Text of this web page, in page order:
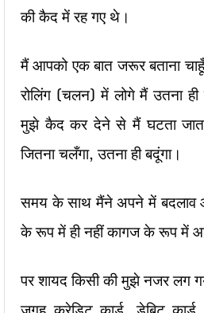
की कैद में रह गए थे।
मैं आपको एक बात जरूर बताना
रोलिंग (चलन) में लोगे मैं उतना
मुझे कैद कर देने से मैं घटता जाता
जितना चलँगा, उतना ही बदूंगा।
समय के साथ मैंने अपने में बदलाव
के रूप में ही नहीं कागज के रूप में
पर शायद किसी की मुझे नजर लग